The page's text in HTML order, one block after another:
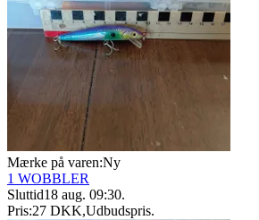
Mærke på varen:Ny
1 WOBBLER
Sluttid18 aug. 09:30.
Pris:27 DKK,Udbudspris.